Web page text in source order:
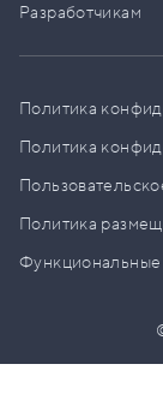
Разработчикам
Политика
Политика
Политика